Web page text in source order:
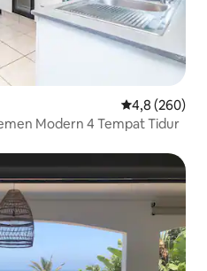
Nilai rata-rata
4,8 (260)
Modern 4 Tempat Tidur